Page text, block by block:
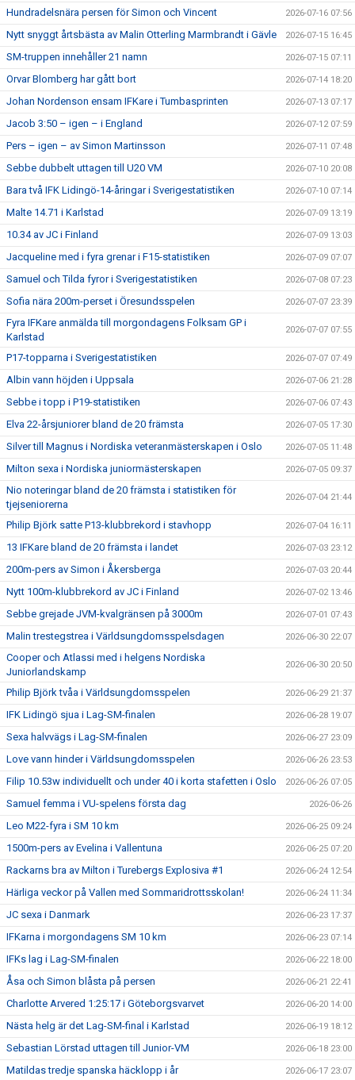
Hundradelsnära persen för Simon och Vincent 2026-07-16 07:56
Nytt snyggt årtsbästa av Malin Otterling Marmbrandt i Gävle 2026-07-15 16:45
SM-truppen innehåller 21 namn 2026-07-15 07:11
Orvar Blomberg har gått bort 2026-07-14 18:20
Johan Nordenson ensam IFKare i Tumbasprinten 2026-07-13 07:17
Jacob 3:50 – igen – i England 2026-07-12 07:59
Pers – igen – av Simon Martinsson 2026-07-11 07:48
Sebbe dubbelt uttagen till U20 VM 2026-07-10 20:08
Bara två IFK Lidingö-14-åringar i Sverigestatistiken 2026-07-10 07:14
Malte 14.71 i Karlstad 2026-07-09 13:19
10.34 av JC i Finland 2026-07-09 13:03
Jacqueline med i fyra grenar i F15-statistiken 2026-07-09 07:07
Samuel och Tilda fyror i Sverigestatistiken 2026-07-08 07:23
Sofia nära 200m-perset i Öresundsspelen 2026-07-07 23:39
Fyra IFKare anmälda till morgondagens Folksam GP i
Karlstad
2026-07-07 07:55
P17-topparna i Sverigestatistiken 2026-07-07 07:49
Albin vann höjden i Uppsala 2026-07-06 21:28
Sebbe i topp i P19-statistiken 2026-07-06 07:43
Elva 22-årsjuniorer bland de 20 främsta 2026-07-05 17:30
Silver till Magnus i Nordiska veteranmästerskapen i Oslo 2026-07-05 11:48
Milton sexa i Nordiska juniormästerskapen 2026-07-05 09:37
Nio noteringar bland de 20 främsta i statistiken för
tjejseniorerna
2026-07-04 21:44
Philip Björk satte P13-klubbrekord i stavhopp 2026-07-04 16:11
13 IFKare bland de 20 främsta i landet 2026-07-03 23:12
200m-pers av Simon i Åkersberga 2026-07-03 20:44
Nytt 100m-klubbrekord av JC i Finland 2026-07-02 13:46
Sebbe grejade JVM-kvalgränsen på 3000m 2026-07-01 07:43
Malin trestegstrea i Världsungdomsspelsdagen 2026-06-30 22:07
Cooper och Atlassi med i helgens Nordiska
Juniorlandskamp
2026-06-30 20:50
Philip Björk tvåa i Världsungdomsspelen 2026-06-29 21:37
IFK Lidingö sjua i Lag-SM-finalen 2026-06-28 19:07
Sexa halvvägs i Lag-SM-finalen 2026-06-27 23:09
Love vann hinder i Världsungdomsspelen 2026-06-26 23:53
Filip 10.53w individuellt och under 40 i korta stafetten i Oslo 2026-06-26 07:05
Samuel femma i VU-spelens första dag 2026-06-26
Leo M22-fyra i SM 10 km 2026-06-25 09:24
1500m-pers av Evelina i Vallentuna 2026-06-25 07:20
Rackarns bra av Milton i Turebergs Explosiva #1 2026-06-24 12:54
Härliga veckor på Vallen med Sommaridrottsskolan! 2026-06-24 11:34
JC sexa i Danmark 2026-06-23 17:37
IFKarna i morgondagens SM 10 km 2026-06-23 07:14
IFKs lag i Lag-SM-finalen 2026-06-22 18:00
Åsa och Simon blåsta på persen 2026-06-21 22:41
Charlotte Arvered 1:25:17 i Göteborgsvarvet 2026-06-20 14:00
Nästa helg är det Lag-SM-final i Karlstad 2026-06-19 18:12
Sebastian Lörstad uttagen till Junior-VM 2026-06-18 23:00
Matildas tredje spanska häcklopp i år 2026-06-17 23:07